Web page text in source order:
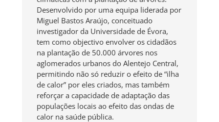
Desenvolvido por uma equipa liderada por
Miguel Bastos Araújo, conceituado
investigador da Universidade de Évora,
tem como objectivo envolver os cidadãos
na plantação de 50.000 árvores nos
aglomerados urbanos do Alentejo Central,
permitindo não só reduzir o efeito de “ilha
de calor” por eles criados, mas também
reforçar a capacidade de adaptação das
populações locais ao efeito das ondas de
calor na saúde pública.